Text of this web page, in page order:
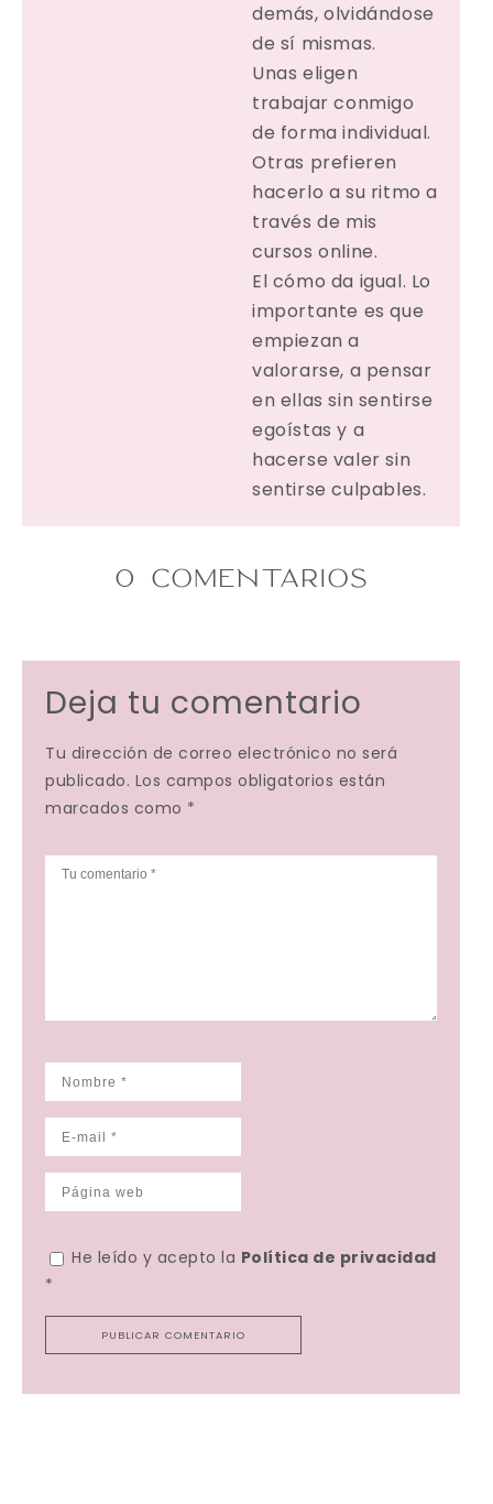
demás, olvidándose
de sí mismas.
Unas eligen
trabajar conmigo
de forma individual.
Otras prefieren
hacerlo a su ritmo a
través de mis
cursos online.
El cómo da igual. Lo
importante es que
empiezan a
valorarse, a pensar
en ellas sin sentirse
egoístas y a
hacerse valer sin
sentirse culpables.
0 COMENTARIOS
Deja tu comentario
Tu dirección de correo electrónico no será
publicado. Los campos obligatorios están
marcados como *
He leído y acepto la Política de privacidad
*